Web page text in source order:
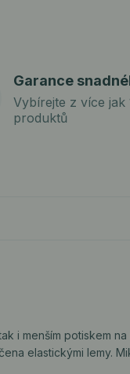
Garance
Vybírejte z více jak
produktů
i menším potiskem
elastickými lemy.